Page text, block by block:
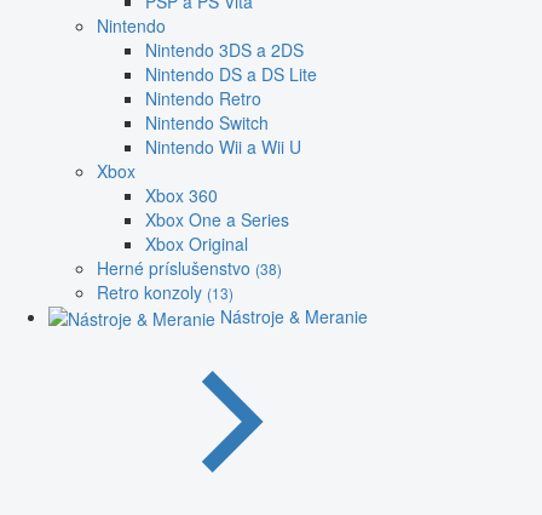
Nintendo
Nintendo 3DS a 2DS
Nintendo DS a DS Lite
Nintendo Retro
Nintendo Switch
Nintendo Wii a Wii U
Xbox
Xbox 360
Xbox One a Series
Xbox Original
Herné príslušenstvo (38)
Retro konzoly (13)
Nástroje & Meranie